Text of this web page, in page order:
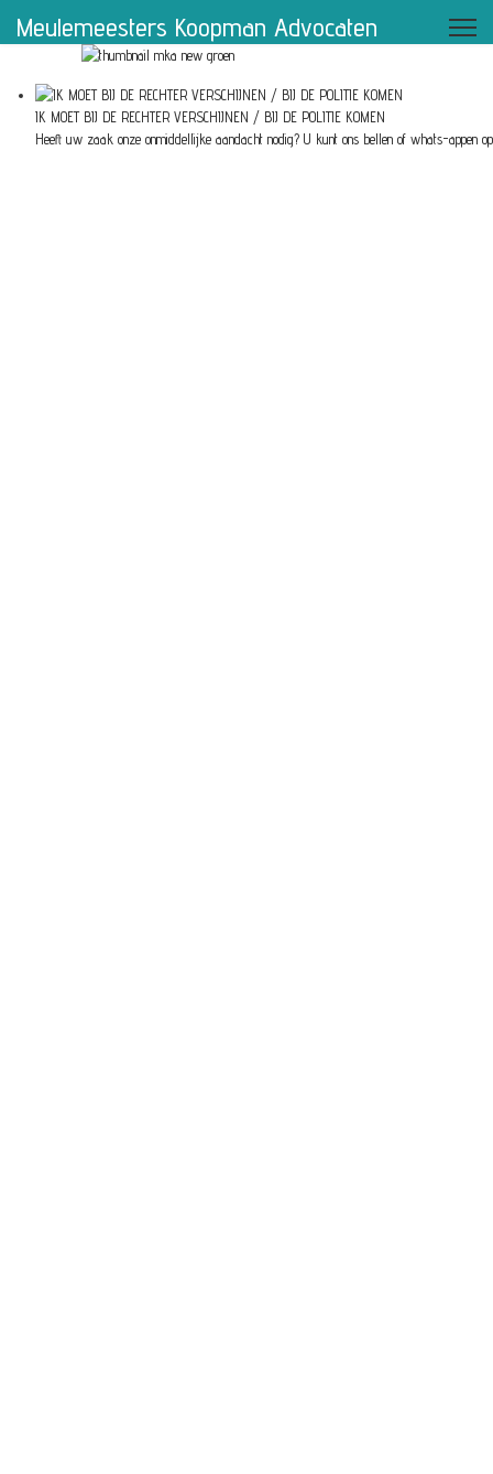
Meulemeesters Koopman Advocaten
IK MOET BIJ DE RECHTER VERSCHIJNEN / BIJ DE POLITIE KOMEN
Heeft uw zaak onze onmiddellijke aandacht nodig? U kunt ons bellen of whats-appen